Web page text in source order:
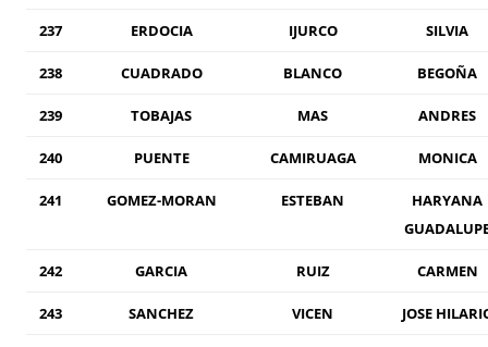
237 ERDOCIA IJURCO SILVIA
238 CUADRADO BLANCO BEGOÑA
239 TOBAJAS MAS ANDRES
240 PUENTE CAMIRUAGA MONICA
241 GOMEZ-MORAN ESTEBAN
HARYANA
242 GARCIA RUIZ CARMEN
243 SANCHEZ VICEN JOSE